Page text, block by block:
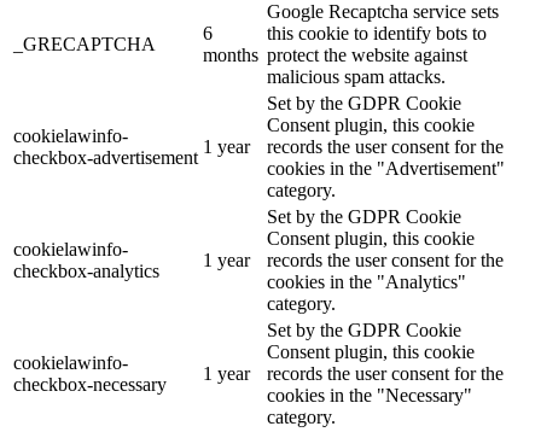
_GRECAPTCHA
6
months
Google Recaptcha service sets
this cookie to identify bots to
protect the website against
malicious spam attacks.
cookielawinfo-
checkbox-advertisement
1 year
Set by the GDPR Cookie
Consent plugin, this cookie
records the user consent for the
cookies in the "Advertisement"
category.
cookielawinfo-
checkbox-analytics
1 year
Set by the GDPR Cookie
Consent plugin, this cookie
records the user consent for the
cookies in the "Analytics"
category.
cookielawinfo-
checkbox-necessary
1 year
Set by the GDPR Cookie
Consent plugin, this cookie
records the user consent for the
cookies in the "Necessary"
category.